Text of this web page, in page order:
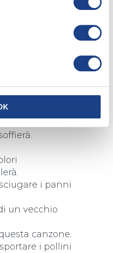
“ma dove vai?”
gli occhi
né colore.
te canterà,
i panni
un vecchio
canzone.
i pollini